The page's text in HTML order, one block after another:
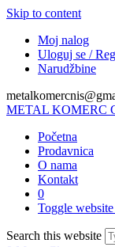
Skip to content
Moj nalog
Uloguj se /
Narudžbine
METAL KOMERC
Početna
Prodavnica
O nama
Kontakt
0
Toggle website
Search this website